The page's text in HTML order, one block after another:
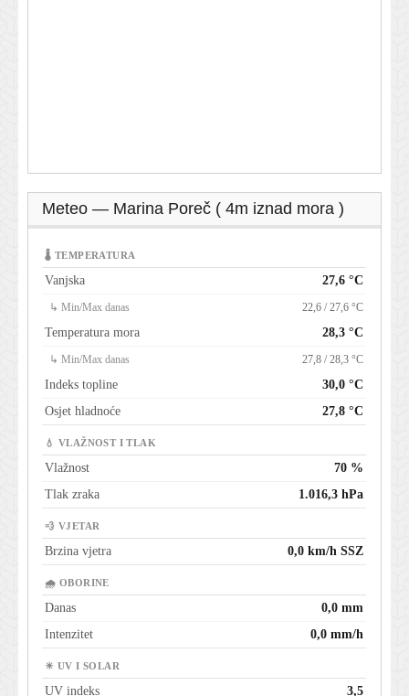
Meteo — Marina Poreč ( 4m iznad mora )
🌡 TEMPERATURA
Vanjska 27,6 °C
↳ Min/Max danas 22,6 / 27,6 °C
Temperatura mora 28,3 °C
↳ Min/Max danas 27,8 / 28,3 °C
Indeks topline
30,0 °C
Osjet hladnoće
27,8 °C
💧 VLAŽNOST I TLAK
Vlažnost
70 %
Tlak zraka
1.016,3 hPa
💨 VJETAR
Brzina vjetra 0,0 km/h SSZ
🌧 OBORINE
Danas
0,0 mm
Intenzitet
0,0 mm/h
☀ UV I SOLAR
UV indeks
3,5